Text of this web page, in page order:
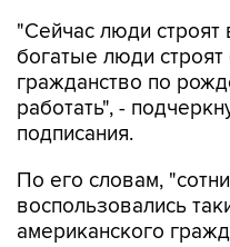
"Сейчас люди строят
богатые люди строят
гражданство по
работать", -
подписания.
По его словам,
воспользовались
американского